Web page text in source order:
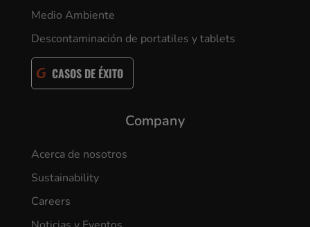
Medio Ambiente
Descontaminación de portatiles y tablets
CASOS DE ÉXITO
Company
Acerca de nosotros
Sustainability
Careers